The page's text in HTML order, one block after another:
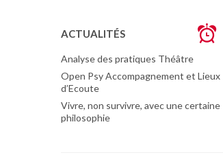
ACTUALITÉS
Analyse des pratiques Théâtre
Open Psy Accompagnement et Lieux
d’Ecoute
Vivre, non survivre, avec une certaine
philosophie